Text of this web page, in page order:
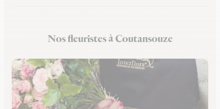
Fleuristes à Lapalisse
Nos fleuristes à Coutansouze